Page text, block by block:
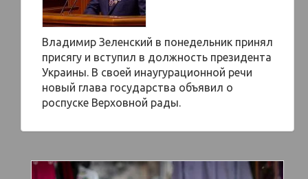
Владимир Зеленский в понедельник принял
присягу и вступил в должность президента
Украины. В своей инаугурационной речи
новый глава государства объявил о
роспуске Верховной рады.